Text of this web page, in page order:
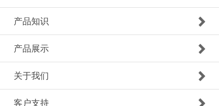
产品知识
产品展示
关于我们
客户支持